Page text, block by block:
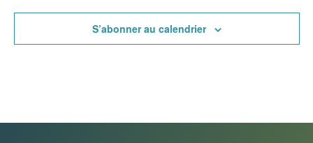
S’abonner au calendrier